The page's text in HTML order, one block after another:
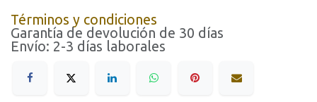
Términos y condiciones
Garantía de devolución de 30 días
Envío: 2-3 días laborales